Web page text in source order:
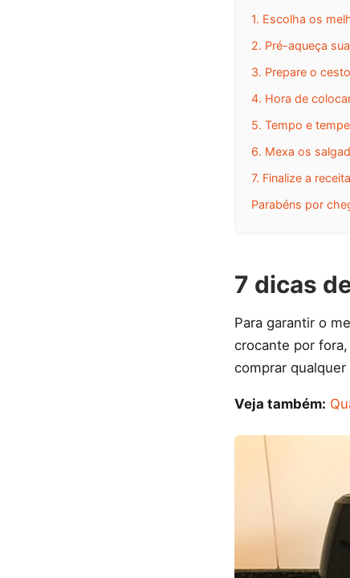
1. Escolha os
2. Pré-aqueça
3. Prepare o
4. Hora de
5. Tempo e
6. Mexa os
7. Finalize a
Parabéns por
7 dicas
Para garantir o
crocante por
comprar
Veja também: